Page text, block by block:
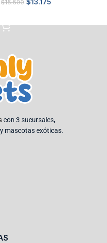
$15.500 $13.175
con 3 sucursales,
mascotas exóticas.